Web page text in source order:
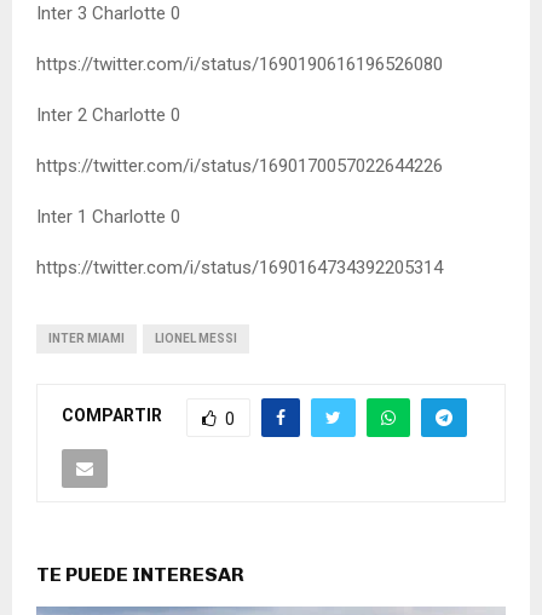
Inter 3 Charlotte 0
https://twitter.com/i/status/1690190616196526080
Inter 2 Charlotte 0
https://twitter.com/i/status/1690170057022644226
Inter 1 Charlotte 0
https://twitter.com/i/status/1690164734392205314
INTER MIAMI LIONEL MESSI
COMPARTIR 0
TE PUEDE INTERESAR